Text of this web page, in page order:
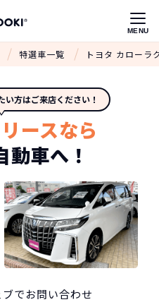
MENU
特選車一覧 トヨタ カローラ
方はご来店ください！
ースなら
動車へ！
ブでお問い合わせ